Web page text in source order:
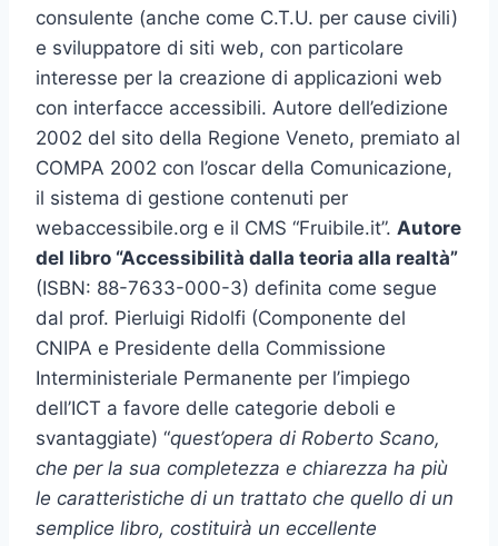
consulente (anche come C.T.U. per cause civili)
e sviluppatore di siti web, con particolare
interesse per la creazione di applicazioni web
con interfacce accessibili. Autore dell’edizione
2002 del sito della Regione Veneto, premiato al
COMPA 2002 con l’oscar della Comunicazione,
il sistema di gestione contenuti per
webaccessibile.org e il CMS “Fruibile.it”. Autore
del libro “Accessibilità dalla teoria alla realtà”
(ISBN: 88-7633-000-3) definita come segue
dal prof. Pierluigi Ridolfi (Componente del
CNIPA e Presidente della Commissione
Interministeriale Permanente per l’impiego
dell’ICT a favore delle categorie deboli e
svantaggiate) “quest’opera di Roberto Scano,
che per la sua completezza e chiarezza ha più
le caratteristiche di un trattato che quello di un
semplice libro, costituirà un eccellente